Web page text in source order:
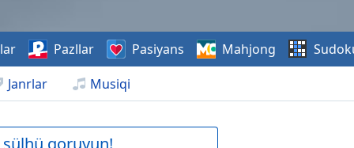
Janrlar Musiqi
Pazllar Pasiyans Mahjong
qoruyun!